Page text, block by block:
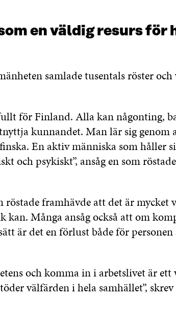
en väldig resurs för
samlade tusentals röster
för Finland. Alla kan någonting,
kunnandet. Man lär sig genom
En aktiv människa som håller
och psykiskt”, ansåg en som
röstade framhävde att det är mycket
Många ansåg också att om
är det en förlust både för
och komma in i arbetslivet är
välfärden i hela samhället”,